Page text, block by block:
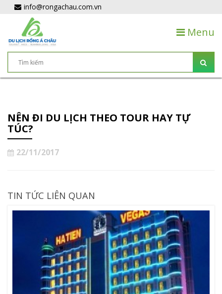
info@rongachau.com.vn
Menu
NÊN ĐI DU LỊCH THEO TOUR HAY TỰ
TÚC?
22/11/2017
TIN TỨC LIÊN QUAN